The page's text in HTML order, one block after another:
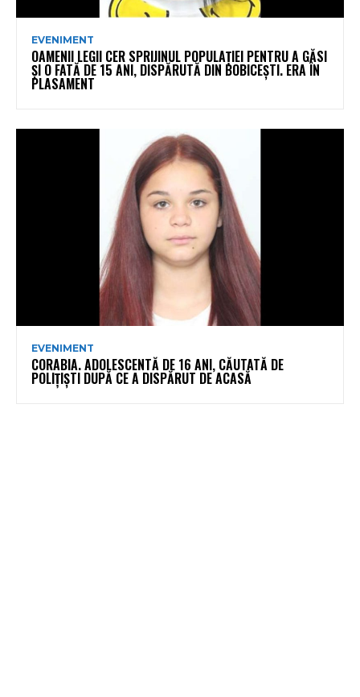
EVENIMENT
OAMENII LEGII CER SPRIJINUL POPULAȚIEI PENTRU A GĂSI
ȘI O FATĂ DE 15 ANI, DISPĂRUTĂ DIN BOBICEȘTI. ERA ÎN
PLASAMENT
EVENIMENT
CORABIA. ADOLESCENTĂ DE 16 ANI, CĂUTATĂ DE
POLIȚIȘTI DUPĂ CE A DISPĂRUT DE ACASĂ